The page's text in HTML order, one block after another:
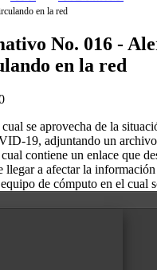
en la red
No. 016 -
en la red
se aprovecha de la
19, adjuntando un archivo
contiene un enlace que
llegar a afectar la
de cómputo en el cual